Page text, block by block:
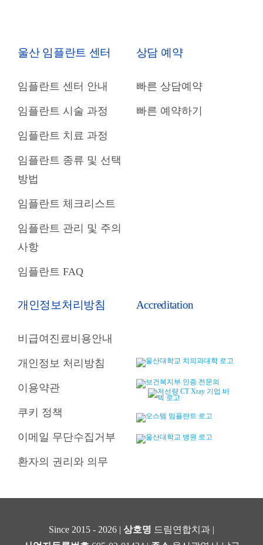
울산 임플란트 센터
임플란트 센터 안내
임플란트 시술 과정
임플란트 치료 과정
임플란트 종류 및 선택
방법
임플란트 체크리스트
임플란트 관리 및 주의
사항
임플란트 FAQ
상담 예약
빠른 상담예약
빠른 예약하기
개인정보처리방침
비급여진료비용안내
개인정보 처리방침
이용약관
쿠키 정책
이메일 무단수집거부
환자의 권리와 의무
Accreditation
Since 2015 - 2026 | 상호명 드림연합치과 |